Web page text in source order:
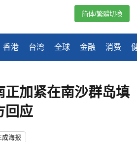
香港 台湾 全球 金融 消费
简体/繁體切換
正加紧在南沙群岛填
回应
成海报